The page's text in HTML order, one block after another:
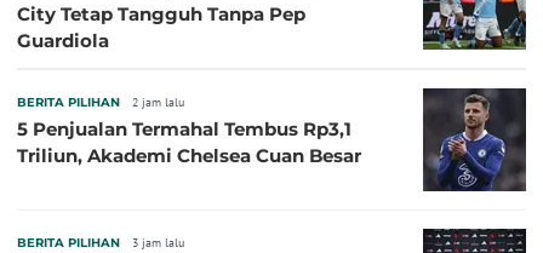
City Tetap Tangguh Tanpa Pep
Guardiola
BERITA PILIHAN 2 jam lalu
5 Penjualan Termahal Tembus Rp3,1
Triliun, Akademi Chelsea Cuan Besar
BERITA PILIHAN 3 jam lalu